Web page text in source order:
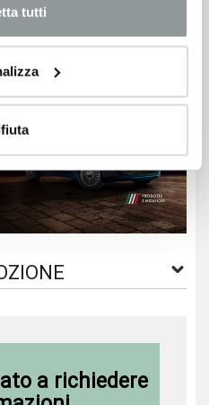
tutti
e CarPlay® wireless, il tuo
a richiedere